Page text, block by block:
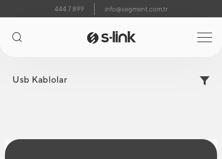
444 7 899 info@segment.com.tr
Usb Kablolar